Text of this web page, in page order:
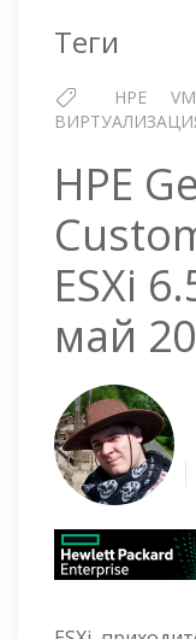
Теги
HPE
HPE
ESXi
май